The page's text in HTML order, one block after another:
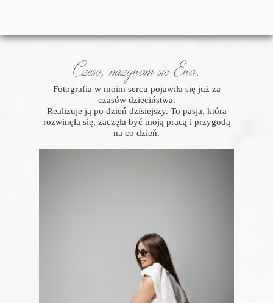
Czesc, nazywam sie Ewa.
Fotografia w moim sercu pojawiła się już za
czasów dzieciństwa.
Realizuje ją po dzień dzisiejszy. To pasja, która
rozwinęła się, zaczęła być moją pracą i przygodą
na co dzień.